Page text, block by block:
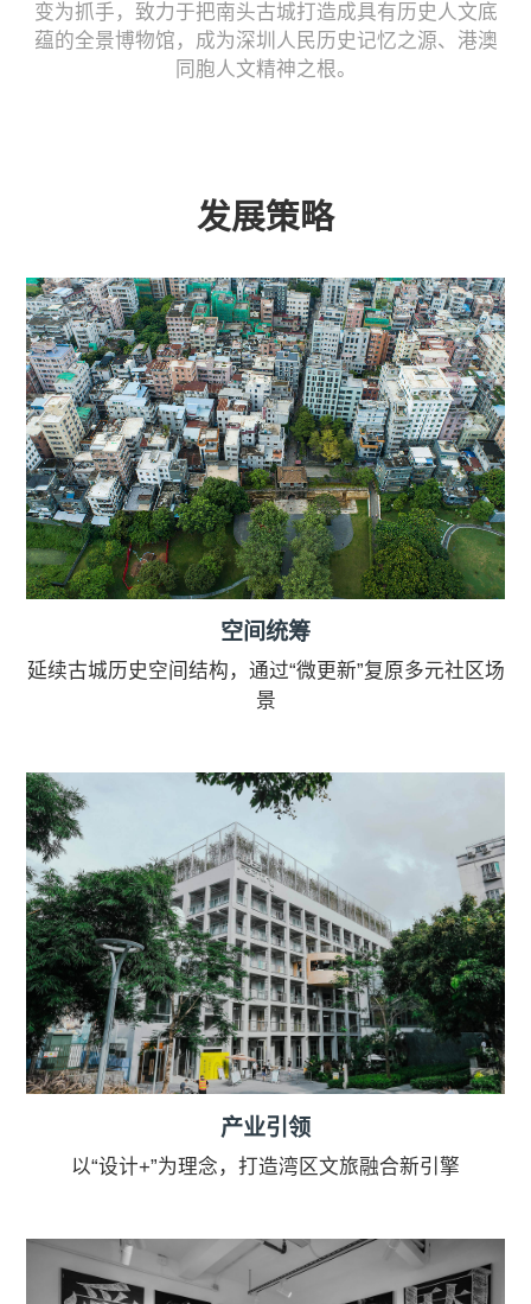
变为抓⼿，致⼒于把南头古城打造成具有历史⼈⽂底
蕴的全景博物馆，成为深圳⼈⺠历史记忆之源、港澳
同胞⼈⽂精神之根。
发展策略
空间统筹
延续古城历史空间结构，通过“微更新”复原多元社区场
景
产业引领
以“设计+”为理念，打造湾区⽂旅融合新引擎